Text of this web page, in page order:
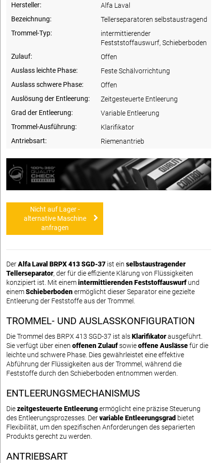
Hersteller:
Alfa Laval
Bezeichnung:
Tellerseparatoren selbstaustragend
Trommel-Typ:
intermittierender
Festststoffauswurf, Schieberboden
Zulauf:
Offen
Auslass leichte Phase:
Feste Schälvorrichtung
Auslass schwere Phase:
Offen
Auslösung der Entleerung:
Zeitgesteuerte Entleerung
Grad der Entleerung:
Variable Entleerung
Trommel-Ausführung:
Klarifikator
Antriebsart:
Riemenantrieb
Nicht auf Lager -
alternative Maschine
anfragen
DerAlfa Laval BRPX 413 SGD-37 ist ein selbstaustragender
Tellerseparator, der für die effiziente Klärung von Flüssigkeiten
konzipiert ist. Mit einemintermittierenden Feststoffauswurf und
einemSchieberbodenermöglicht dieser Separator eine gezielte
Entleerung der Feststoffe aus der Trommel.
TROMMEL- UND AUSLASSKONFIGURATION
Die Trommel des BRPX 413 SGD-37 ist alsKlarifikatorausgeführt.
Sie verfügt über einen offenen Zulaufsowieoffene Auslässefür die
leichte und schwere Phase. Dies gewährleistet eine effektive
Abführung der Flüssigkeiten aus der Trommel, während die
Feststoffe durch den Schieberboden entnommen werden.
ENTLEERUNGSMECHANISMUS
Diezeitgesteuerte Entleerungermöglicht eine präzise Steuerung
des Entleerungsprozesses. Dervariable Entleerungsgrad bietet
Flexibilität, um den spezifischen Anforderungen des separierten
Produkts gerecht zu werden.
ANTRIEBSART